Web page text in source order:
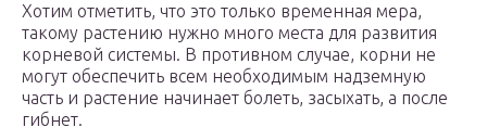
Хотим отметить, что это только временная мера,
такому растению нужно много места для развития
корневой системы. В противном случае, корни не
могут обеспечить всем необходимым надземную
часть и растение начинает болеть, засыхать, а после
гибнет.